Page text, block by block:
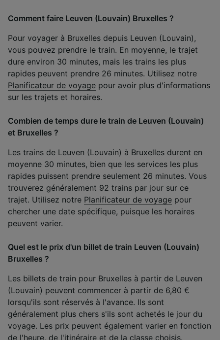
Comment faire Leuven (Louvain) Bruxelles ?
Pour voyager à Bruxelles depuis Leuven (Louvain),
vous pouvez prendre le train. En moyenne, le trajet
dure environ 30 minutes, mais les trains les plus
rapides peuvent prendre 26 minutes. Utilisez notre
Planificateur de voyage pour avoir plus d'informations
sur les trajets et horaires.
Combien de temps dure le train de Leuven (Louvain)
et Bruxelles ?
Les trains de Leuven (Louvain) à Bruxelles durent en
moyenne 30 minutes, bien que les services les plus
rapides puissent prendre seulement 26 minutes. Vous
trouverez généralement 92 trains par jour sur ce
trajet. Utilisez notre Planificateur de voyage pour
chercher une date spécifique, puisque les horaires
peuvent varier.
Quel est le prix d'un billet de train Leuven (Louvain)
Bruxelles ?
Les billets de train pour Bruxelles à partir de Leuven
(Louvain) peuvent commencer à partir de 6,80 €
lorsqu'ils sont réservés à l'avance. Ils sont
généralement plus chers s'ils sont achetés le jour du
voyage. Les prix peuvent également varier en fonction
de l'heure, de l'itinéraire et de la classe choisis.